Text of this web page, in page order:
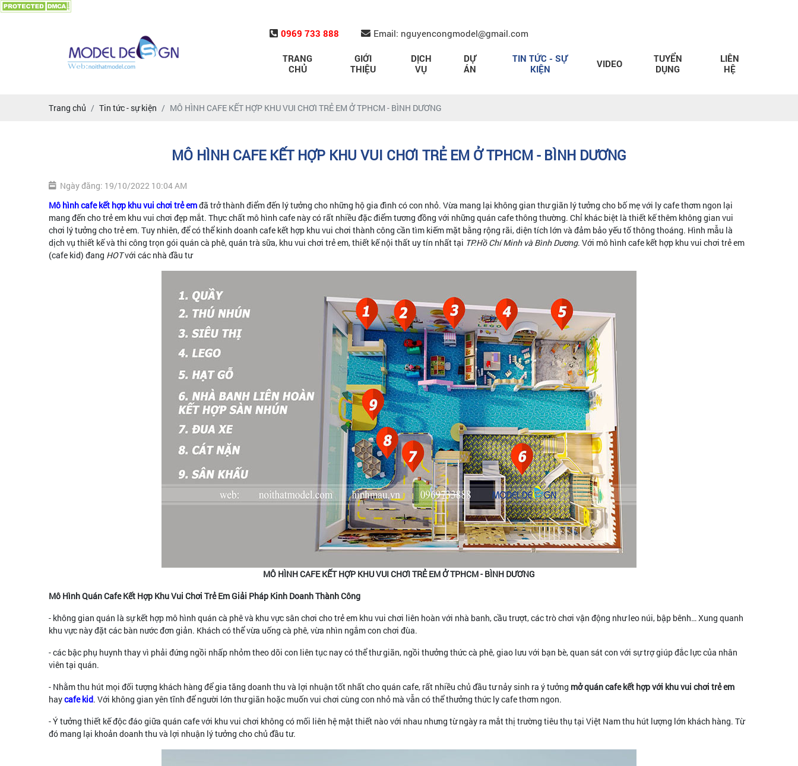
0969 733 888 Email: nguyencongmodel@gmail.com
TRANG
CHỦ
GIỚI
THIỆU
DỊCH
VỤ
DỰ
ÁN
TIN TỨC - SỰ
KIỆN
VIDEO
TUYỂN
DỤNG
LIÊN
HỆ
Trang chủ Tin tức - sự kiện MÔ HÌNH CAFE KẾT HỢP KHU VUI CHƠI TRẺ EM Ở TPHCM - BÌNH DƯƠNG
MÔ HÌNH CAFE KẾT HỢP KHU VUI CHƠI TRẺ EM Ở TPHCM - BÌNH DƯƠNG
Ngày đăng: 19/10/2022 10:04 AM
Mô hình cafe kết hợp khu vui chơi trẻ emđã trở thành điểm đến lý tưởng cho những hộ gia đình có con nhỏ. Vừa mang lại không gian thư giãn lý tưởng cho bố mẹ với ly cafe thơm ngon lại
mang đến cho trẻ em khu vui chơi đẹp mắt. Thực chất mô hình cafe này có rất nhiều đặc điểm tương đồng với những quán cafe thông thường. Chỉ khác biệt là thiết kế thêm không gian vui
chơi lý tưởng cho trẻ em. Tuy nhiên, để có thể kinh doanh cafe kết hợp khu vui chơi thành công cần tìm kiếm mặt bằng rộng rãi, diện tích lớn và đảm bảo yếu tố thông thoáng. Hình mẫu là
dịch vụ thiết kế và thi công trọn gói quán cà phê, quán trà sữa, khu vui chơi trẻ em, thiết kế nội thất uy tín nhất tại TP.Hồ Chí Minh và Bình Dương. Với mô hình cafe kết hợp khu vui chơi trẻ em
(cafe kid) đang HOTvới các nhà đầu tư
MÔ HÌNH CAFE KẾT HỢP KHU VUI CHƠI TRẺ EM Ở TPHCM - BÌNH DƯƠNG
Mô Hình Quán Cafe Kết Hợp Khu Vui Chơi Trẻ Em Giải Pháp Kinh Doanh Thành Công
- không gian quán là sự kết hợp mô hình quán cà phê và khu vực sân chơi cho trẻ em khu vui chơi liên hoàn với nhà banh, cầu trượt, các trò chơi vận động như leo núi, bập bênh… Xung quanh
khu vực này đặt các bàn nước đơn giản. Khách có thể vừa uống cà phê, vừa nhìn ngắm con chơi đùa.
- các bậc phụ huynh thay vì phải đứng ngồi nhấp nhỏm theo dõi con liên tục nay có thể thư giãn, ngồi thưởng thức cà phê, giao lưu với bạn bè, quan sát con với sự trợ giúp đắc lực của nhân
viên tại quán.
- Nhằm thu hút mọi đối tượng khách hàng để gia tăng doanh thu và lợi nhuận tốt nhất cho quán cafe, rất nhiều chủ đầu tư nảy sinh ra ý tưởng mở quán cafe kết hợp với khu vui chơi trẻ em
haycafe kid. Với không gian yên tĩnh để người lớn thư giãn hoặc muốn vui chơi cùng con nhỏ mà vẫn có thể thưởng thức ly cafe thơm ngon.
- Ý tưởng thiết kế độc đáo giữa quán cafe với khu vui chơi không có mối liên hệ mật thiết nào với nhau nhưng từ ngày ra mắt thị trường tiêu thụ tại Việt Nam thu hút lượng lớn khách hàng. Từ
đó mang lại khoản doanh thu và lợi nhuận lý tưởng cho chủ đầu tư.